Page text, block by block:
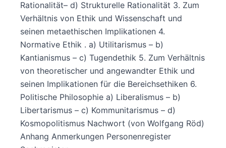
Rationalität– d) Strukturelle Rationalität 3. Zum
Verhältnis von Ethik und Wissenschaft und
seinen metaethischen Implikationen 4.
Normative Ethik . a) Utilitarismus – b)
Kantianismus – c) Tugendethik 5. Zum Verhältnis
von theoretischer und angewandter Ethik und
seinen Implikationen für die Bereichsethiken 6.
Politische Philosophie a) Liberalismus – b)
Libertarismus – c) Kommunitarismus – d)
Kosmopolitismus Nachwort (von Wolfgang Röd)
Anhang Anmerkungen Personenregister